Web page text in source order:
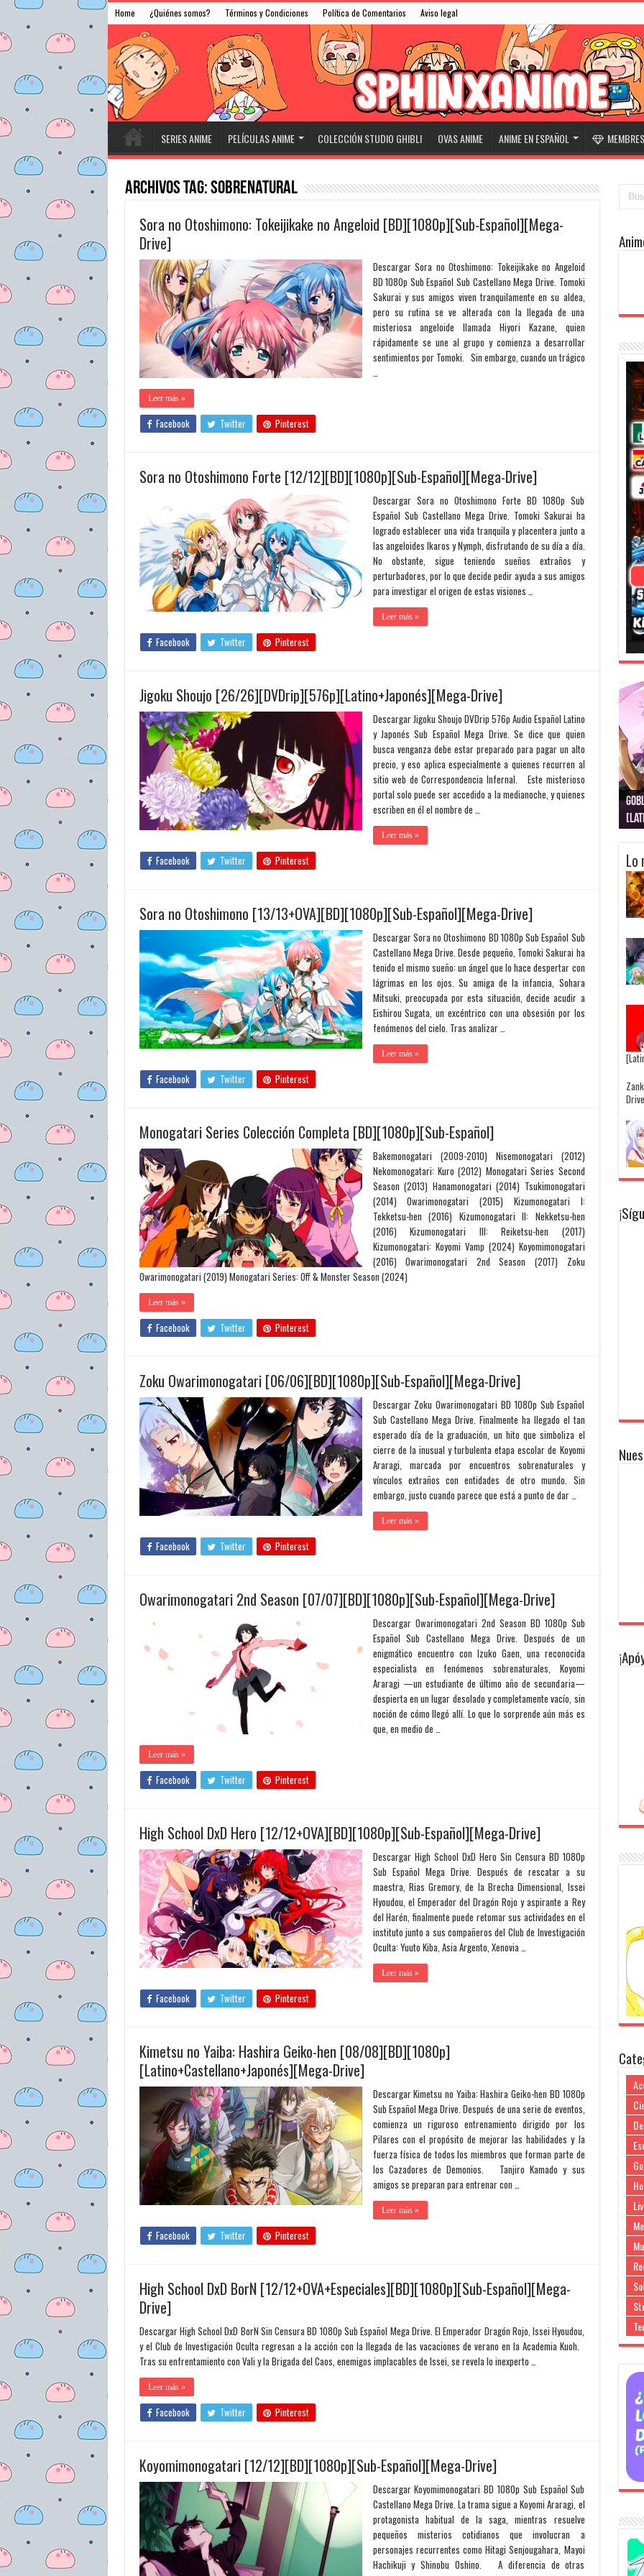
Home ¿Quiénes somos? Términos y Condiciones Política de Comentarios Aviso legal
SERIES ANIME PELÍCULAS ANIME COLECCIÓN STUDIO GHIBLI OVAS ANIME ANIME EN ESPAÑOL
Archivos Tag:Sobrenatural
Sora no Otoshimono: Tokeijikake no Angeloid [BD][1080p][Sub-Español][Mega-
Drive]
Descargar Sora no Otoshimono: Tokeijikake no Angeloid
BD 1080p Sub Español Sub Castellano Mega Drive. Tomoki
Sakurai y sus amigos viven tranquilamente en su aldea,
pero su rutina se ve alterada con la llegada de una
misteriosa angeloide llamada Hiyori Kazane, quien
rápidamente se une al grupo y comienza a desarrollar
sentimientos por Tomoki. Sin embargo, cuando un trágico
…
Leer más »
Facebook Twitter Pinterest
Sora no Otoshimono Forte [12/12][BD][1080p][Sub-Español][Mega-Drive]
Descargar Sora no Otoshimono Forte BD 1080p Sub
Español Sub Castellano Mega Drive. Tomoki Sakurai ha
logrado establecer una vida tranquila y placentera junto a
las angeloides Ikaros y Nymph, disfrutando de su día a día.
No obstante, sigue teniendo sueños extraños y
perturbadores, por lo que decide pedir ayuda a sus amigos
para investigar el origen de estas visiones …
Leer más »
Facebook Twitter Pinterest
Jigoku Shoujo [26/26][DVDrip][576p][Latino+Japonés][Mega-Drive]
Descargar Jigoku Shoujo DVDrip 576p Audio Español Latino
y Japonés Sub Español Mega Drive. Se dice que quien
busca venganza debe estar preparado para pagar un alto
precio, y eso aplica especialmente a quienes recurren al
sitio web de Correspondencia Infernal. Este misterioso
portal solo puede ser accedido a la medianoche, y quienes
escriben en él el nombre de …
Leer más »
Facebook Twitter Pinterest
Sora no Otoshimono [13/13+OVA][BD][1080p][Sub-Español][Mega-Drive]
Descargar Sora no Otoshimono BD 1080p Sub Español Sub
Castellano Mega Drive. Desde pequeño, Tomoki Sakurai ha
tenido el mismo sueño: un ángel que lo hace despertar con
lágrimas en los ojos. Su amiga de la infancia, Sohara
Mitsuki, preocupada por esta situación, decide acudir a
Eishirou Sugata, un excéntrico con una obsesión por los
fenómenos del cielo. Tras analizar …
Leer más »
Facebook Twitter Pinterest
Monogatari Series Colección Completa [BD][1080p][Sub-Español]
Bakemonogatari (2009-2010) Nisemonogatari (2012)
Nekomonogatari: Kuro (2012) Monogatari Series Second
Season (2013) Hanamonogatari (2014) Tsukimonogatari
(2014) Owarimonogatari (2015) Kizumonogatari I:
Tekketsu-hen (2016) Kizumonogatari II: Nekketsu-hen
(2016) Kizumonogatari III: Reiketsu-hen (2017)
Kizumonogatari: Koyomi Vamp (2024) Koyomimonogatari
(2016) Owarimonogatari 2nd Season (2017) Zoku
Owarimonogatari (2019) Monogatari Series: Off & Monster Season (2024)
Leer más »
Facebook Twitter Pinterest
Zoku Owarimonogatari [06/06][BD][1080p][Sub-Español][Mega-Drive]
Descargar Zoku Owarimonogatari BD 1080p Sub Español
Sub Castellano Mega Drive. Finalmente ha llegado el tan
esperado día de la graduación, un hito que simboliza el
cierre de la inusual y turbulenta etapa escolar de Koyomi
Araragi, marcada por encuentros sobrenaturales y
vínculos extraños con entidades de otro mundo. Sin
embargo, justo cuando parece que está a punto de dar …
Leer más »
Facebook Twitter Pinterest
Owarimonogatari 2nd Season [07/07][BD][1080p][Sub-Español][Mega-Drive]
Descargar Owarimonogatari 2nd Season BD 1080p Sub
Español Sub Castellano Mega Drive. Después de un
enigmático encuentro con Izuko Gaen, una reconocida
especialista en fenómenos sobrenaturales, Koyomi
Araragi —un estudiante de último año de secundaria—
despierta en un lugar desolado y completamente vacío, sin
noción de cómo llegó allí. Lo que lo sorprende aún más es
que, en medio de …
Leer más »
Facebook Twitter Pinterest
High School DxD Hero [12/12+OVA][BD][1080p][Sub-Español][Mega-Drive]
Descargar High School DxD Hero Sin Censura BD 1080p
Sub Español Mega Drive. Después de rescatar a su
maestra, Rias Gremory, de la Brecha Dimensional, Issei
Hyoudou, el Emperador del Dragón Rojo y aspirante a Rey
del Harén, finalmente puede retomar sus actividades en el
instituto junto a sus compañeros del Club de Investigación
Oculta: Yuuto Kiba, Asia Argento, Xenovia …
Leer más »
Facebook Twitter Pinterest
Kimetsu no Yaiba: Hashira Geiko-hen [08/08][BD][1080p]
[Latino+Castellano+Japonés][Mega-Drive]
Descargar Kimetsu no Yaiba: Hashira Geiko-hen BD 1080p
Sub Español Mega Drive. Después de una serie de eventos,
comienza un riguroso entrenamiento dirigido por los
Pilares con el propósito de mejorar las habilidades y la
fuerza física de todos los miembros que forman parte de
los Cazadores de Demonios. Tanjiro Kamado y sus
amigos se preparan para entrenar con …
Leer más »
Facebook Twitter Pinterest
High School DxD BorN [12/12+OVA+Especiales][BD][1080p][Sub-Español][Mega-
Drive]
Descargar High School DxD BorN Sin Censura BD 1080p Sub Español Mega Drive. El Emperador Dragón Rojo, Issei Hyoudou,
y el Club de Investigación Oculta regresan a la acción con la llegada de las vacaciones de verano en la Academia Kuoh.
Tras su enfrentamiento con Vali y la Brigada del Caos, enemigos implacables de Issei, se revela lo inexperto …
Leer más »
Facebook Twitter Pinterest
Koyomimonogatari [12/12][BD][1080p][Sub-Español][Mega-Drive]
Descargar Koyomimonogatari BD 1080p Sub Español Sub
Castellano Mega Drive. La trama sigue a Koyomi Araragi, el
protagonista habitual de la saga, mientras resuelve
pequeños misterios cotidianos que involucran a
personajes recurrentes como Hitagi Senjougahara, Mayoi
Hachikuji y Shinobu Oshino. A diferencia de otras
Lo